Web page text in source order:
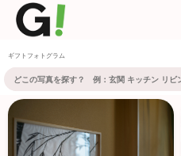
ギフトフォトグラム